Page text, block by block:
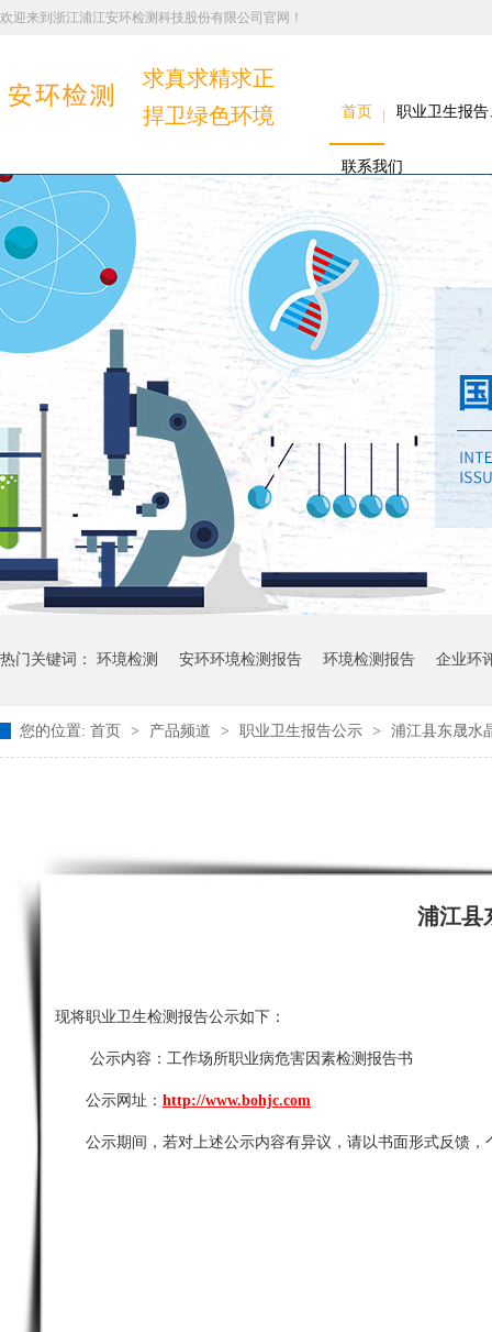
欢迎来到浙江浦江安环检测科技股份有限公司官网！
求真求精求正
捍卫绿色环境
首页 职业卫生报
联系我们
热门关键词： 环境检测 安环环境检测报告 环境检测报告 企业环
您的位置: 首页 > 产品频道 > 职业卫生报告公示 > 浦江县东晟水
浦江县
现将职业卫生检测报告公示如下：
公示内容： 工作场所职业病危害因素检测报告书
公示网址： http://www.bohjc.com
公示期间，若对上述公示内容有异议，请以书面形式反馈，